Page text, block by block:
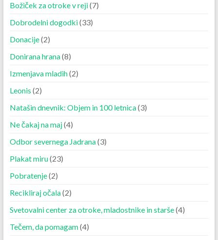
Božiček za otroke v reji(7)
Dobrodelni dogodki(33)
Donacije(2)
Donirana hrana(8)
Izmenjava mladih(2)
Leonis (2)
Natašin dnevnik: Objem in 100 letnica(3)
Ne čakaj na maj(4)
Odbor severnega Jadrana(3)
Plakat miru(23)
Pobratenje(2)
Recikliraj očala(2)
Svetovalni center za otroke, mladostnike in starše(4)
Tečem, da pomagam(4)